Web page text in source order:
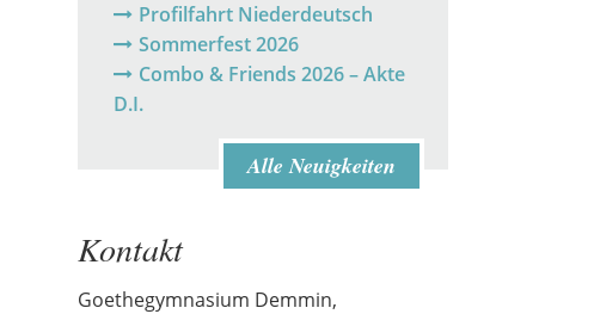
Profilfahrt Niederdeutsch
Sommerfest 2026
Combo & Friends 2026 – Akte
D.I.
Alle Neuigkeiten
Kontakt
Goethegymnasium Demmin,